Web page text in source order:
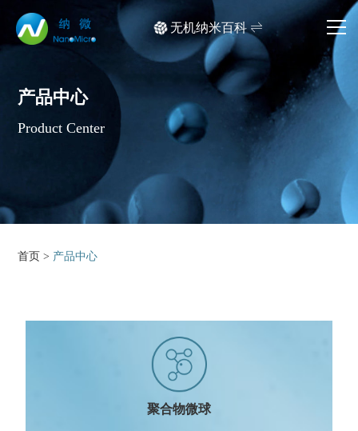
无机纳米百科
网站首页
产品中心
文档中心
媒体中心
产品中心
Product Center
首页 > 产品中心
聚合物微球